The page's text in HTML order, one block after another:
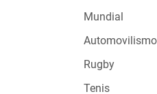
Mundial
Automovilismo
Rugby
Tenis